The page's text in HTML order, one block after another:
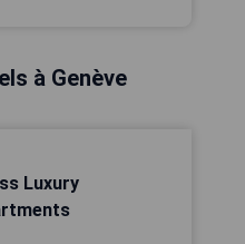
à Genève
Luxury